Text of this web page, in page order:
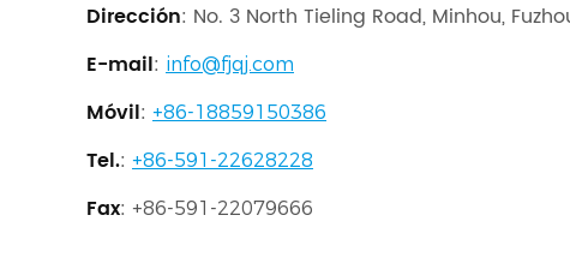
Dirección: No. 3 North Tieling Road, Minhou,
E-mail: info@fjqj.com
Móvil: +86-18859150386
Tel.: +86-591-22628228
Fax: +86-591-22079666